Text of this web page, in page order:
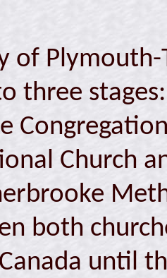
of
three
Church
both
until